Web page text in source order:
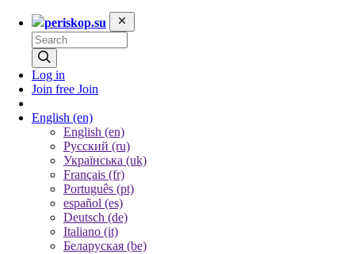
periskop.su
Log in
Join free Join
English (en)
English (en)
Русский (ru)
Українська (uk)
Français (fr)
Português (pt)
español (es)
Deutsch (de)
Italiano (it)
Беларуская (be)